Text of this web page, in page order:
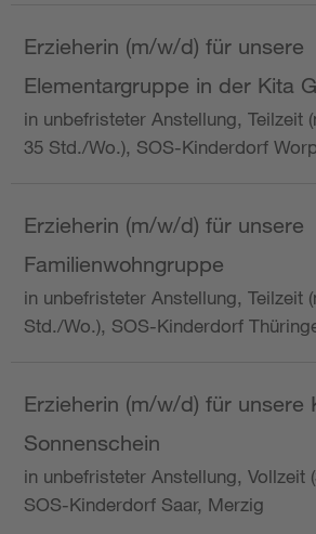
Erzieherin (m/w/d) für unsere
Elementargruppe in der Kita
in unbefristeter Anstellung, Teilzeit
35 Std./Wo.), SOS-Kinderdorf
Erzieherin (m/w/d) für unsere
Familienwohngruppe
in unbefristeter Anstellung, Teilzeit
Std./Wo.), SOS-Kinderdorf
Erzieherin (m/w/d) für unsere
Sonnenschein
in unbefristeter Anstellung, Vollzeit
SOS-Kinderdorf Saar, Merzig